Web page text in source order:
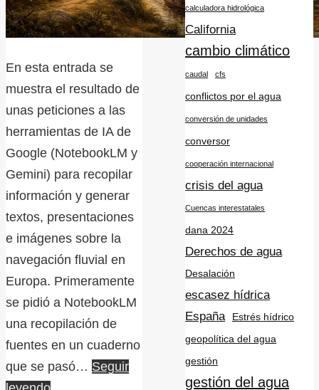
En esta entrada se
muestra el resultado de
unas peticiones a las
herramientas de IA de
Google (NotebookLM y
Gemini) para recopilar
información y generar
textos, presentaciones
e imágenes sobre la
navegación fluvial en
Europa. Primeramente
se pidió a NotebookLM
una recopilación de
fuentes en un cuaderno
que se pasó… Seguir
calculadora hidrológica
California
cambio climático
caudal cfs
conflictos por el agua
conversión de unidades
conversor
cooperación internacional
crisis del agua
Cuencas interestatales
dana 2024
Derechos de agua
Desalación
escasez hídrica
España
Estrés hídrico
geopolítica del agua
gestión
gestión del agua